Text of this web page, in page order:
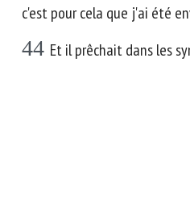
c'est pour cela que j'ai été
44 Et il prêchait dans les